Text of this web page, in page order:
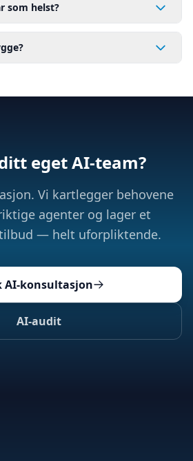
som helst?
eget AI-team?
Vi kartlegger behovene
agenter og lager et
— helt uforpliktende.
AI-konsultasjon
AI-audit